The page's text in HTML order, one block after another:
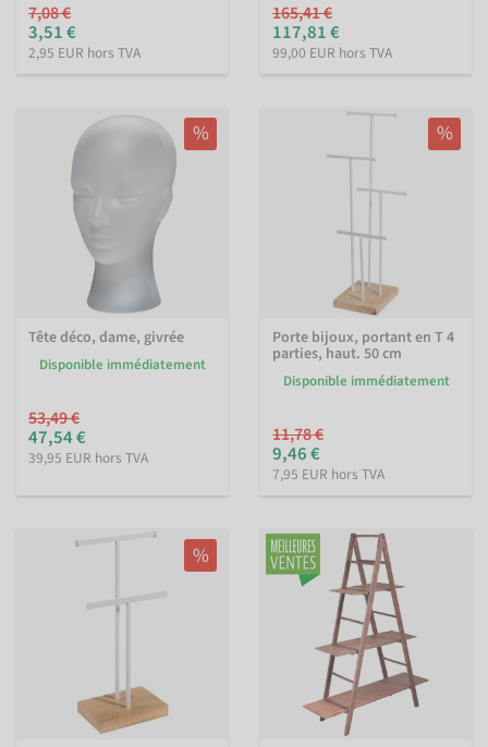
7,08 €
3,51 €
2,95 EUR hors TVA
165,41 €
117,81 €
99,00 EUR hors TVA
%
Tête déco, dame, givrée
Disponible immédiatement
53,49 €
47,54 €
39,95 EUR hors TVA
%
Porte bijoux, portant en T 4
parties, haut. 50 cm
Disponible immédiatement
11,78 €
9,46 €
7,95 EUR hors TVA
%